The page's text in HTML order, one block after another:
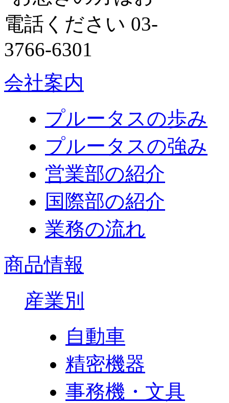
会社案内
プルータスの歩み
プルータスの強み
営業部の紹介
国際部の紹介
業務の流れ
商品情報
産業別
自動車
精密機器
事務機・文具